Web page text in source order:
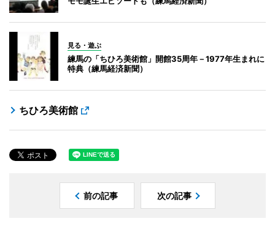
見る・遊ぶ
練馬の「ちひろ美術館」開館35周年－1977年生まれに
特典（練馬経済新聞）
ちひろ美術館
前の記事 次の記事